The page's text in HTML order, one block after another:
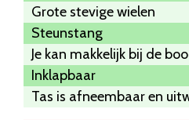
Grote stevige wielen
Steunstang
Je kan makkelijk bij de
Inklapbaar
Tas is afneembaar en